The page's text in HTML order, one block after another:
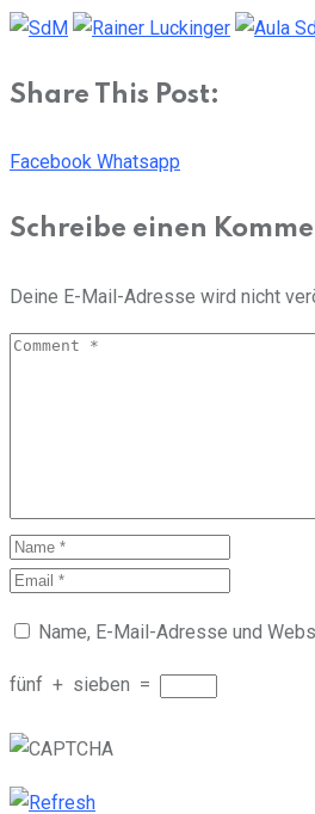
Share This Post:
Facebook Whatsapp
Schreibe einen
Deine E-Mail-Adresse wird nicht
Name, E-Mail-Adresse und
fünf + sieben =